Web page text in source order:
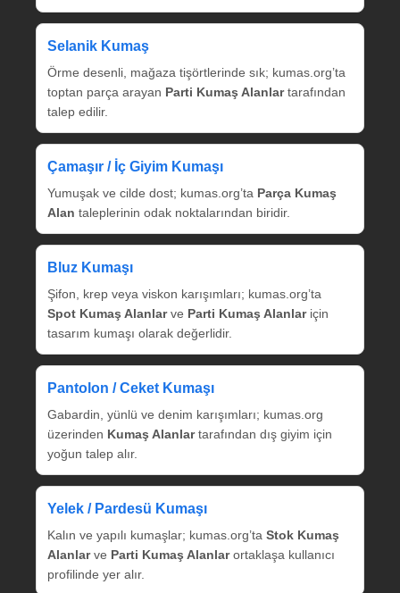
Selanik Kumaş
Örme desenli, mağaza tişörtlerinde sık; kumas.org’ta
toptan parça arayan Parti Kumaş Alanlartarafından
talep edilir.
Çamaşır / İç Giyim Kumaşı
Yumuşak ve cilde dost; kumas.org’ta Parça Kumaş
Alan taleplerinin odak noktalarından biridir.
Bluz Kumaşı
Şifon, krep veya viskon karışımları; kumas.org’ta
Spot Kumaş Alanlarve Parti Kumaş Alanlariçin
tasarım kumaşı olarak değerlidir.
Pantolon / Ceket Kumaşı
Gabardin, yünlü ve denim karışımları; kumas.org
üzerinden Kumaş Alanlartarafından dış giyim için
yoğun talep alır.
Yelek / Pardesü Kumaşı
Kalın ve yapılı kumaşlar; kumas.org’ta Stok Kumaş
Alanlarve Parti Kumaş Alanlarortaklaşa kullanıcı
profilinde yer alır.